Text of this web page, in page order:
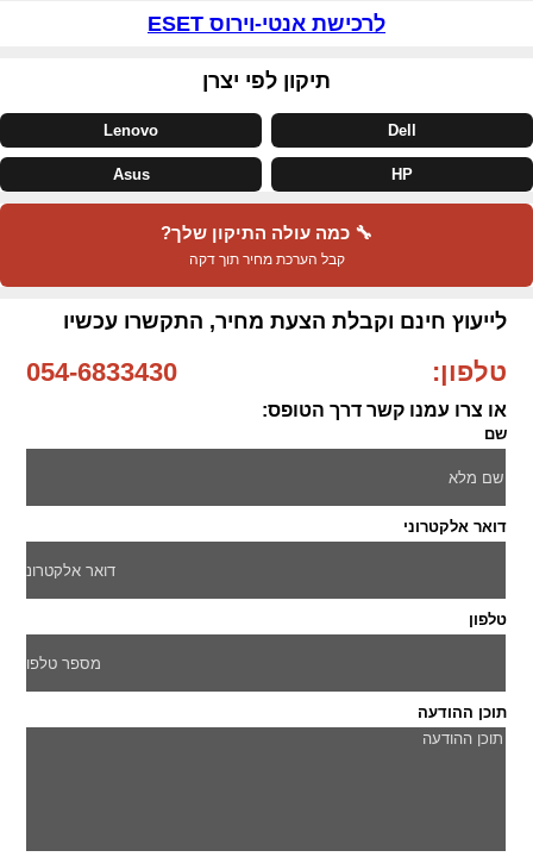
לרכישת אנטי-וירוס ESET
תיקון לפי יצרן
Dell
Lenovo
HP
Asus
🔧 כמה עולה התיקון שלך?
קבל הערכת מחיר תוך דקה
לייעוץ חינם וקבלת הצעת מחיר, התקשרו עכשיו
טלפון: 054-6833430
או צרו עמנו קשר דרך הטופס:
שם
דואר אלקטרוני
טלפון
תוכן ההודעה